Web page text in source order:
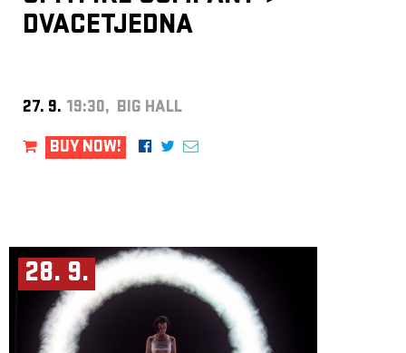
DVACETJEDNA
27. 9. 19:30, BIG HALL
BUY NOW!
28. 9.